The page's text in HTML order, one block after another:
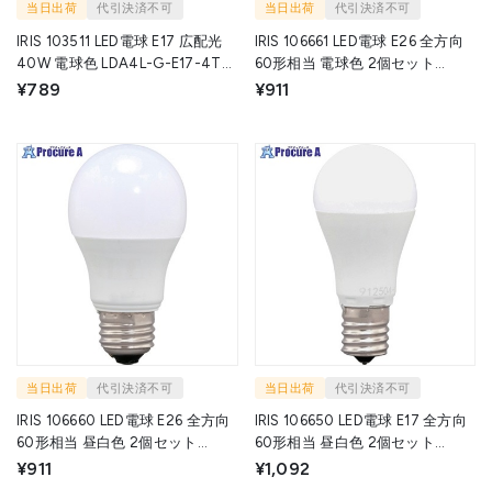
当日出荷 代引決済不可
IRIS 103511 LED電球 E17 広配光
40W 電球色 LDA4L-G-E17-4T8
1個 ▼525-0123
¥789
当日出荷 代引決済不可
IRIS 106661 LED電球 E26 全方向
60形相当 電球色 2個セット
LDA7L-G/W-6T102P 1箱 ▼660-
¥911
当日出荷 代引決済不可
IRIS 106660 LED電球 E26 全方向
60形相当 昼白色 2個セット
LDA7N-G/W-6T102P 1箱 ▼660-
¥911
当日出荷 代引決済不可
IRIS 106650 LED電球 E17 全方向
60形相当 昼白色 2個セット
LDA6N-G-E17/W-6T102P 1箱
¥1,092